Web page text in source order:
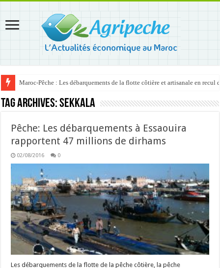
Maroc-Pêche : Les débarquements de la flotte côtière et artisanale en recul
Tag Archives:Sekkala
Pêche: Les débarquements à Essaouira
rapportent 47 millions de dirhams
02/08/2016 0
Les débarquements de la flotte de la pêche côtière, la pêche